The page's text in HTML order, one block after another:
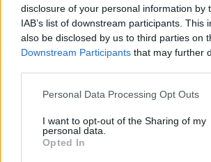
disclosure of your personal information by
IAB’s list of downstream participants. This
also be disclosed by us to third parties on
Downstream Participants that may further
Personal Data Processing Opt Outs
I want to opt-out of the Sharing of my
personal data.
Opted In
Eriqo
Főállásban Informatikus kocka, de lelkében